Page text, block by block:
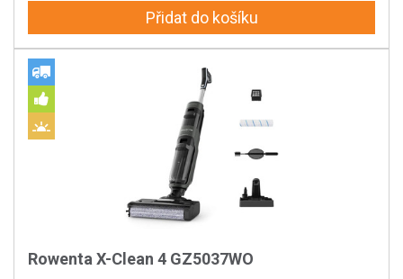
Přidat do košíku
Rowenta X-Clean 4 GZ5037WO